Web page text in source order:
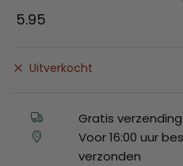
5.95
Uitverkocht
Gratis
Voor 16:00 uur
verzonden